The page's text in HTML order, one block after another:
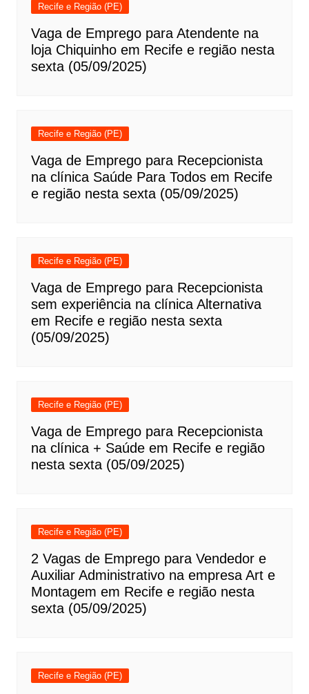
Recife e Região (PE)
Vaga de Emprego para Atendente na
loja Chiquinho em Recife e região nesta
sexta (05/09/2025)
Recife e Região (PE)
Vaga de Emprego para Recepcionista
na clínica Saúde Para Todos em Recife
e região nesta sexta (05/09/2025)
Recife e Região (PE)
Vaga de Emprego para Recepcionista
sem experiência na clínica Alternativa
em Recife e região nesta sexta
(05/09/2025)
Recife e Região (PE)
Vaga de Emprego para Recepcionista
na clínica + Saúde em Recife e região
nesta sexta (05/09/2025)
Recife e Região (PE)
2 Vagas de Emprego para Vendedor e
Auxiliar Administrativo na empresa Art e
Montagem em Recife e região nesta
sexta (05/09/2025)
Recife e Região (PE)